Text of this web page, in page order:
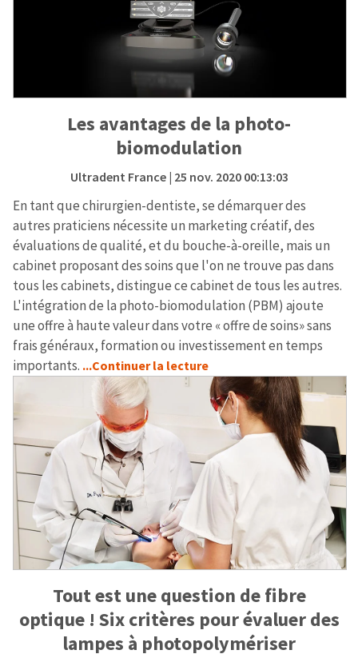
Les avantages de la photo-
biomodulation
Ultradent France| 25 nov. 2020 00:13:03
En tant que chirurgien-dentiste, se démarquer des
autres praticiens nécessite un marketing créatif, des
évaluations de qualité, et du bouche-à-oreille, mais un
cabinet proposant des soins que l'on ne trouve pas dans
tous les cabinets, distingue ce cabinet de tous les autres.
L'intégration de la photo-biomodulation (PBM) ajoute
une offre à haute valeur dans votre « offre de soins» sans
frais généraux, formation ou investissement en temps
importants. ...Continuer la lecture
Tout est une question de fibre
optique ! Six critères pour évaluer des
lampes à photopolymériser